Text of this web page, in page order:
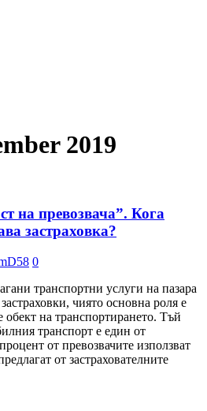
2019
на превозвача”. Кога
застраховка?
0
транспортни услуги на пазара
чиято основна роля е
обект на транспортирането. Тъй
транспорт е един от
от превозвачите използват
от застрахователните